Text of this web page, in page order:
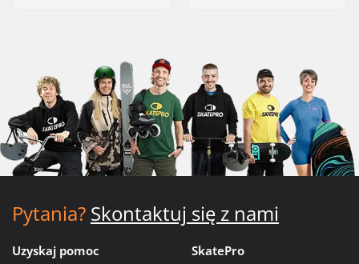
Pytania? Skontaktuj się z nami
Uzyskaj pomoc SkatePro